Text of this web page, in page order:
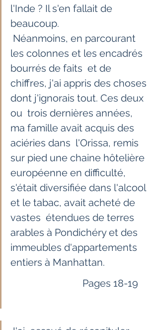
l'Inde ? Il s'en fallait de
beaucoup.
les colonnes et les encadrés
bourrés de faits  et de
chiffres, j'ai appris des choses
dont j'ignorais tout. Ces deux
ou  trois dernières années,
ma famille avait acquis des
aciéries dans  l'Orissa, remis
sur pied une chaine hôtelière
européenne en difficulté,
s'était diversifiée dans l'alcool
et le tabac, avait acheté de
vastes  étendues de terres
arables à Pondichéry et des
immeubles d'appartements
entiers à Manhattan.